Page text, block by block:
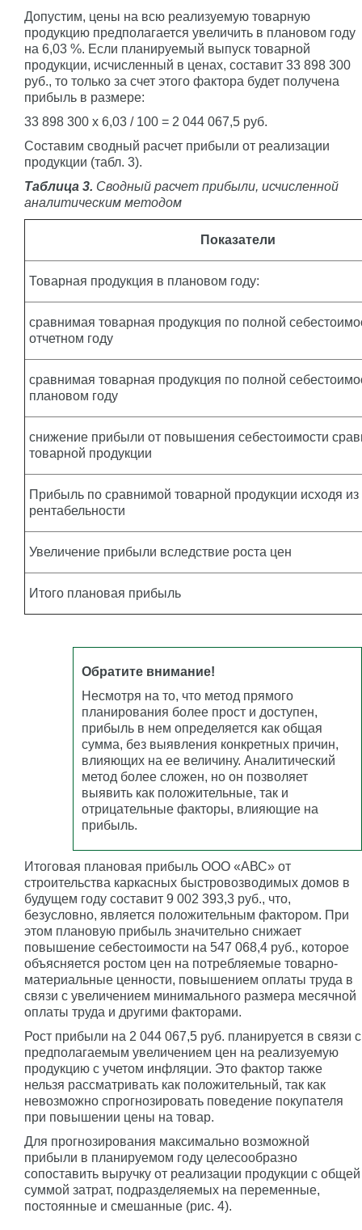
Допустим, цены на всю реализуемую товарную
продукцию предполагается увеличить в плановом году
на 6,03 %. Если планируемый выпуск товарной
продукции, исчисленный в ценах, составит 33 898 300
руб., то только за счет этого фактора будет получена
прибыль в размере:
33 898 300 x 6,03 / 100 = 2 044 067,5 руб.
Составим сводный расчет прибыли от реализации
продукции (табл. 3).
Таблица 3. Сводный расчет прибыли, исчисленной
аналитическим методом
Показатели
Товарная продукция в плановом году:
сравнимая товарная продукция по полной
отчетном году
сравнимая товарная продукция по полной
плановом году
снижение прибыли от повышения себестоимости
товарной продукции
Прибыль по сравнимой товарной продукции исходя из
рентабельности
Увеличение прибыли вследствие роста цен
Итого плановая прибыль
Обратите внимание!
Несмотря на то, что метод прямого
планирования более прост и доступен,
прибыль в нем определяется как общая
сумма, без выявления конкретных причин,
влияющих на ее величину. Аналитический
метод более сложен, но он позволяет
выявить как положительные, так и
отрицательные факторы, влияющие на
прибыль.
Итоговая плановая прибыль ООО «АВС» от
строительства каркасных быстровозводимых домов в
будущем году составит 9 002 393,3 руб., что,
безусловно, является положительным фактором. При
этом плановую прибыль значительно снижает
повышение себестоимости на 547 068,4 руб., которое
объясняется ростом цен на потребляемые товарно-
материальные ценности, повышением оплаты труда в
связи с увеличением минимального размера месячной
оплаты труда и другими факторами.
Рост прибыли на 2 044 067,5 руб. планируется в связи с
предполагаемым увеличением цен на реализуемую
продукцию с учетом инфляции. Это фактор также
нельзя рассматривать как положительный, так как
невозможно спрогнозировать поведение покупателя
при повышении цены на товар.
Для прогнозирования максимально возможной
прибыли в планируемом году целесообразно
сопоставить выручку от реализации продукции с общей
суммой затрат, подразделяемых на переменные,
постоянные и смешанные (рис. 4).